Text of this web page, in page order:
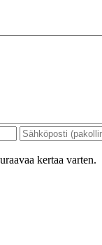
kertaa varten.